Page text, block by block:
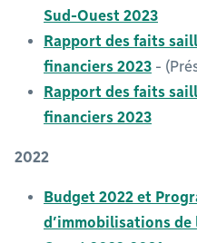
Sud-Ouest 2023
Rapport des faits
financiers 2023 -
Rapport des faits
financiers 2023
2022
Budget 2022 et
d’immobilisations de